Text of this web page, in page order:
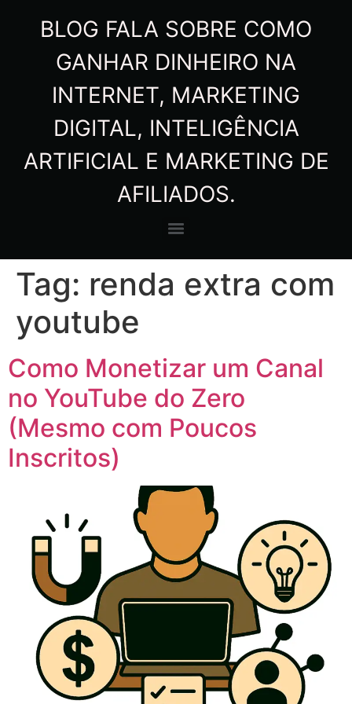
BLOG FALA SOBRE COMO
GANHAR DINHEIRO NA
INTERNET, MARKETING
DIGITAL, INTELIGÊNCIA
ARTIFICIAL E MARKETING DE
AFILIADOS.
Tag: renda extra com
youtube
Como Monetizar um Canal
no YouTube do Zero
(Mesmo com Poucos
Inscritos)